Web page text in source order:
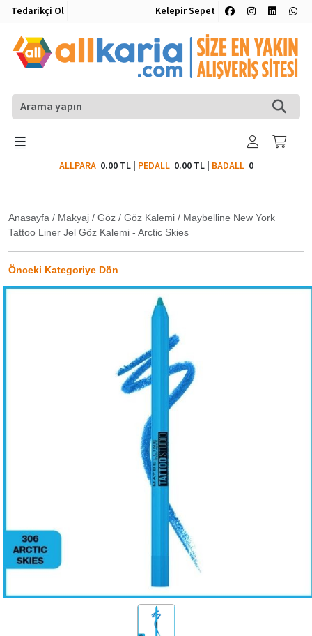
Tedarikçi Ol Kelepir Sepet
ALLPARA 0.00 TL| PEDALL 0.00 TL| BADALL0
Anasayfa / Makyaj / Göz / Göz Kalemi / Maybelline New York
Tattoo Liner Jel Göz Kalemi - Arctic Skies
Önceki Kategoriye Dön